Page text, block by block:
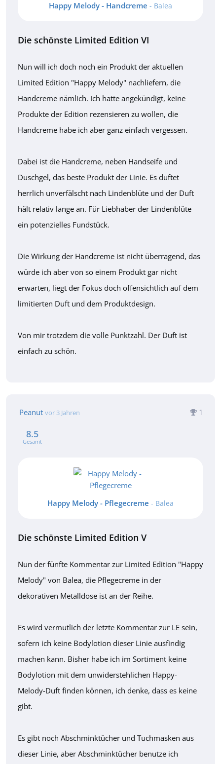
Happy Melody - Handcreme - Balea
Die schönste Limited Edition VI
Nun will ich doch noch ein Produkt der aktuellen
Limited Edition "Happy Melody" nachliefern, die
Handcreme nämlich. Ich hatte angekündigt, keine
Produkte der Edition rezensieren zu wollen, die
Handcreme habe ich aber ganz einfach vergessen.
Dabei ist die Handcreme, neben Handseife und
Duschgel, das beste Produkt der Linie. Es duftet
herrlich unverfälscht nach Lindenblüte und der Duft
hält relativ lange an. Für Liebhaber der Lindenblüte
ein potenzielles Fundstück.
Die Wirkung der Handcreme ist nicht überragend, das
würde ich aber von so einem Produkt gar nicht
erwarten, liegt der Fokus doch offensichtlich auf dem
limitierten Duft und dem Produktdesign.
Von mir trotzdem die volle Punktzahl. Der Duft ist
einfach zu schön.
Peanut vor 3 Jahren 1
8.5
Gesamt
Happy Melody - Pflegecreme - Balea
Die schönste Limited Edition V
Nun der fünfte Kommentar zur Limited Edition "Happy
Melody" von Balea, die Pflegecreme in der
dekorativen Metalldose ist an der Reihe.
Es wird vermutlich der letzte Kommentar zur LE sein,
sofern ich keine Bodylotion dieser Linie ausfindig
machen kann. Bisher habe ich im Sortiment keine
Bodylotion mit dem unwiderstehlichen Happy-
Melody-Duft finden können, ich denke, dass es keine
gibt.
Es gibt noch Abschminktücher und Tuchmasken aus
dieser Linie, aber Abschminktücher benutze ich